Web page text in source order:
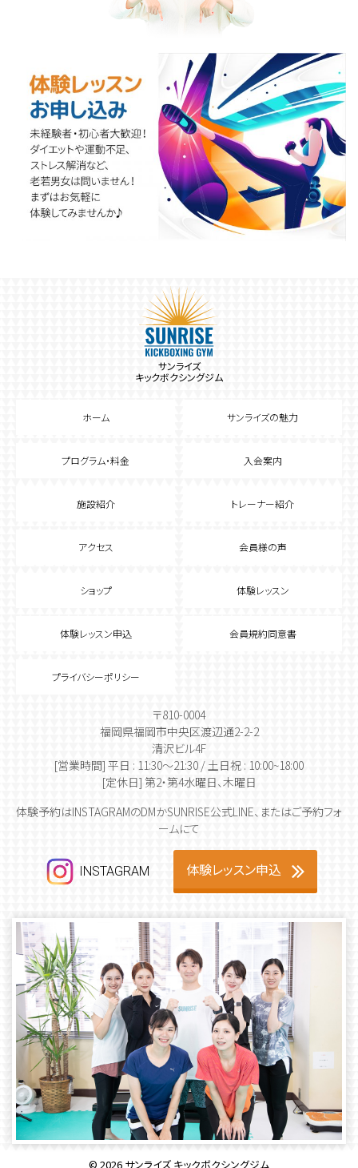
サンライズ
キックボクシングジム
ホーム サンライズの魅力
プログラム・料金 入会案内
施設紹介 トレーナー紹介
アクセス 会員様の声
ショップ 体験レッスン
体験レッスン申込 会員規約同意書
プライバシーポリシー
〒810-0004
福岡県福岡市中央区渡辺通2-2-2
清沢ビル4F
[営業時間] 平日 : 11:30～21:30 / 土日祝 : 10:00~18:00
[定休日] 第2・第4水曜日、木曜日
体験予約はINSTAGRAMのDMかSUNRISE公式LINE、またはご予約フォ
ームにて
INSTAGRAM 体験レッスン申込
© 2026 サンライズ キックボクシングジム